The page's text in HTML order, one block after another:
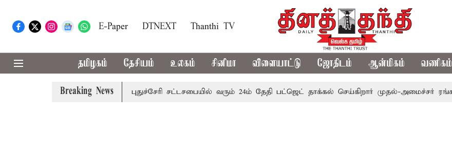
E-Paper DTNEXT Thanthi TV
தமிழகம் தேசியம் உலகம் சினிமா விளையாட்டு ஜோதிடம் ஆன்மிகம் வணிகம்
Breaking News
கன மழை எச்சரிக்கை புதுச்சேரி சட்டசபையில் வரும் 24ம் தேதி பட்ஜெட் தாக்கல் செய்கிறார் முதல்-அமைச்சர் ரங்கசாமி